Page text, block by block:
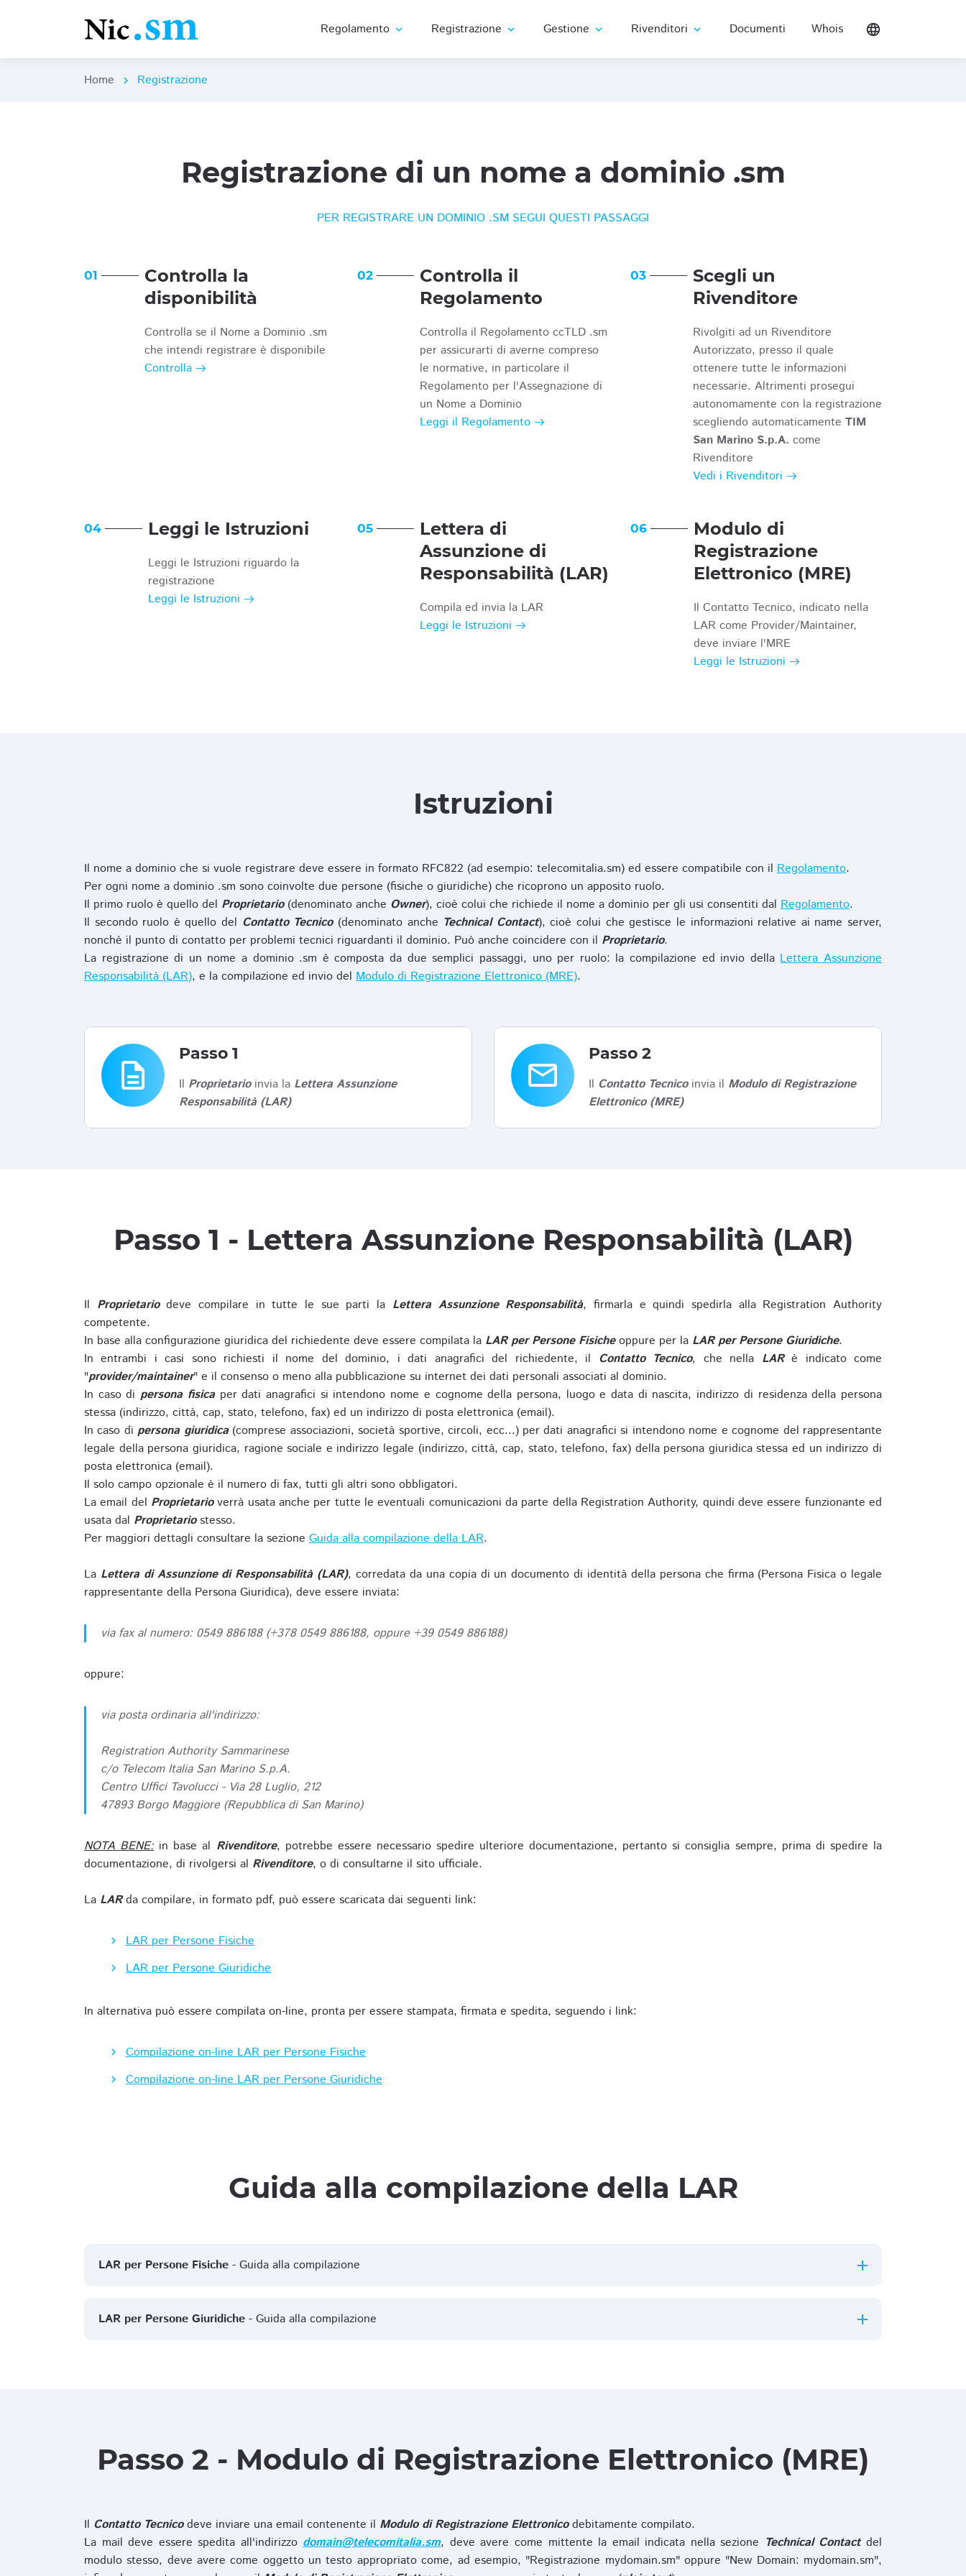
Regolamento expand_more Registrazione expand_more Gestione expand_more Rivenditori expand_more Documenti Whois language
Home chevron_right Registrazione
Registrazione di un nome a dominio .sm
PER REGISTRARE UN DOMINIO .SM SEGUI QUESTI PASSAGGI
01
Controlla la
disponibilità
Controlla se il Nome a Dominio .sm
che intendi registrare è disponibile
Controlla
02
Controlla il
Regolamento
Controlla il Regolamento ccTLD .sm
per assicurarti di averne compreso
le normative, in particolare il
Regolamento per l'Assegnazione di
un Nome a Dominio
Leggi il Regolamento
03
Scegli un
Rivenditore
Rivolgiti ad un Rivenditore
Autorizzato, presso il quale
ottenere tutte le informazioni
necessarie. Altrimenti prosegui
autonomamente con la registrazione
scegliendo automaticamente TIM
San Marino S.p.A. come
Rivenditore
Vedi i Rivenditori
04 Leggi le Istruzioni
Leggi le Istruzioni riguardo la
registrazione
Leggi le Istruzioni
05
Lettera di
Assunzione di
Responsabilità (LAR)
Compila ed invia la LAR
Leggi le Istruzioni
06
Modulo di
Registrazione
Elettronico (MRE)
Il Contatto Tecnico, indicato nella
LAR come Provider/Maintainer,
deve inviare l'MRE
Leggi le Istruzioni
Istruzioni
Il nome a dominio che si vuole registrare deve essere in formato RFC822 (ad esempio: telecomitalia.sm) ed essere compatibile con il Regolamento.
Per ogni nome a dominio .sm sono coinvolte due persone (fisiche o giuridiche) che ricoprono un apposito ruolo.
Il primo ruolo è quello del Proprietario(denominato anche Owner), cioè colui che richiede il nome a dominio per gli usi consentiti dal Regolamento.
Il secondo ruolo è quello del Contatto Tecnico(denominato anche Technical Contact), cioè colui che gestisce le informazioni relative ai name server,
nonchè il punto di contatto per problemi tecnici riguardanti il dominio. Può anche coincidere con il Proprietario.
La registrazione di un nome a dominio .sm è composta da due semplici passaggi, uno per ruolo: la compilazione ed invio dellaLettera Assunzione
Responsabilità (LAR), e la compilazione ed invio del Modulo di Registrazione Elettronico (MRE).
description
Passo 1
Il Proprietarioinvia la Lettera Assunzione
Responsabilità (LAR)
email
Passo 2
Il Contatto Tecnicoinvia il Modulo di Registrazione
Elettronico (MRE)
Passo 1 - Lettera Assunzione Responsabilità (LAR)
Il Proprietariodeve compilare in tutte le sue parti la Lettera Assunzione Responsabilità, firmarla e quindi spedirla alla Registration Authority
competente.
In base alla configurazione giuridica del richiedente deve essere compilata la LAR per Persone Fisicheoppure per la LAR per Persone Giuridiche.
In entrambi i casi sono richiesti il nome del dominio, i dati anagrafici del richiedente, il Contatto Tecnico, che nella LARè indicato come
"provider/maintainer" e il consenso o meno alla pubblicazione su internet dei dati personali associati al dominio.
In caso dipersona fisicaper dati anagrafici si intendono nome e cognome della persona, luogo e data di nascita, indirizzo di residenza della persona
stessa (indirizzo, città, cap, stato, telefono, fax) ed un indirizzo di posta elettronica (email).
In caso dipersona giuridica(comprese associazioni, società sportive, circoli, ecc...) per dati anagrafici si intendono nome e cognome del rappresentante
legale della persona giuridica, ragione sociale e indirizzo legale (indirizzo, città, cap, stato, telefono, fax) della persona giuridica stessa ed un indirizzo di
posta elettronica (email).
Il solo campo opzionale è il numero di fax, tutti gli altri sono obbligatori.
La email del Proprietarioverrà usata anche per tutte le eventuali comunicazioni da parte della Registration Authority, quindi deve essere funzionante ed
usata dal Proprietariostesso.
Per maggiori dettagli consultare la sezione Guida alla compilazione della LAR.
La Lettera di Assunzione di Responsabilità (LAR), corredata da una copia di un documento di identità della persona che firma (Persona Fisica o legale
rappresentante della Persona Giuridica), deve essere inviata:
via fax al numero: 0549 886188 (+378 0549 886188, oppure +39 0549 886188)
oppure:
via posta ordinaria all'indirizzo:
Registration Authority Sammarinese
c/o Telecom Italia San Marino S.p.A.
Centro Uffici Tavolucci - Via 28 Luglio, 212
47893 Borgo Maggiore (Repubblica di San Marino)
NOTA BENE: in base al Rivenditore, potrebbe essere necessario spedire ulteriore documentazione, pertanto si consiglia sempre, prima di spedire la
documentazione, di rivolgersi al Rivenditore, o di consultarne il sito ufficiale.
La LARda compilare, in formato pdf, può essere scaricata dai seguenti link:
LAR per Persone Fisiche
LAR per Persone Giuridiche
In alternativa può essere compilata on-line, pronta per essere stampata, firmata e spedita, seguendo i link:
Compilazione on-line LAR per Persone Fisiche
Compilazione on-line LAR per Persone Giuridiche
Guida alla compilazione della LAR
LAR per Persone Fisiche - Guida alla compilazione
LAR per Persone Giuridiche - Guida alla compilazione
Passo 2 - Modulo di Registrazione Elettronico (MRE)
Il Contatto Tecnicodeve inviare una email contenente il Modulo di Registrazione Elettronicodebitamente compilato.
La mail deve essere spedita all'indirizzodomain@telecomitalia.sm, deve avere come mittente la email indicata nella sezione Technical Contactdel
modulo stesso, deve avere come oggetto un testo appropriato come, ad esempio, "Registrazione mydomain.sm" oppure "New Domain: mydomain.sm",